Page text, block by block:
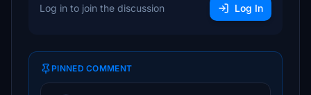
Log in to join the discussion Log In
PINNED COMMENT